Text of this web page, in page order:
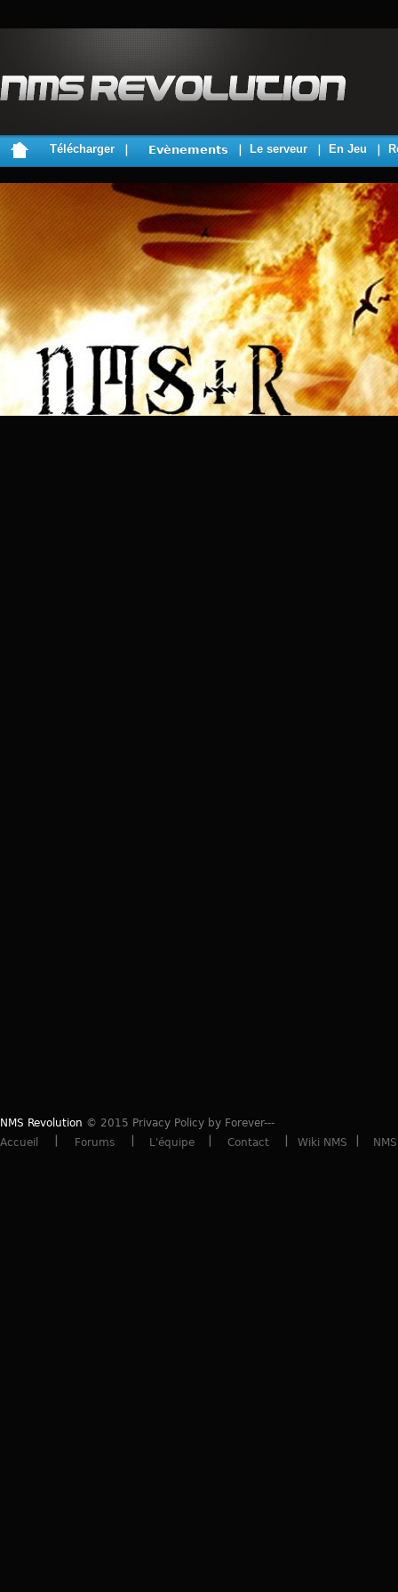
Télécharger Evènements Le serveur En Jeu
NMS Revolution © 2015 Privacy Policy by Forever---
Accueil
Forums L'équipe Contact Wiki NMS